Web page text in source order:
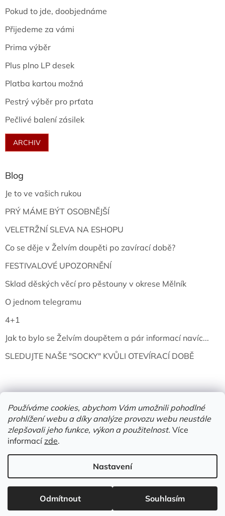
Používáme cookies, abychom Vám umožnili pohodlné
prohlížení webu a díky analýze provozu webu neustále
zlepšovali jeho funkce, výkon a použitelnost. Více
informacízde.
Nastavení
Odmítnout Souhlasím
Pokud to jde, doobjednáme
Přijedeme za vámi
Prima výběr
Plus plno LP desek
Platba kartou možná
Pestrý výběr pro prťata
Pečlivé balení zásilek
ARCHIV
Blog
Je to ve vašich rukou
PRÝ MÁME BÝT OSOBNĚJŠÍ
VELETRŽNÍ SLEVA NA ESHOPU
Co se děje v Želvím doupěti po zavírací době?
FESTIVALOVÉ UPOZORNĚNÍ
Sklad děských věcí pro pěstouny v okrese Mělník
O jednom telegramu
4+1
Jak to bylo se Želvím doupětem a pár informací navíc...
SLEDUJTE NAŠE "SOCKY" KVŮLI OTEVÍRACÍ DOBĚ
Vytvořil Shoptet
Copyright 2026Želví doupě | knihy & vinyly | Mělník. Všechna
práva vyhrazena.
Upravit nastavení cookies